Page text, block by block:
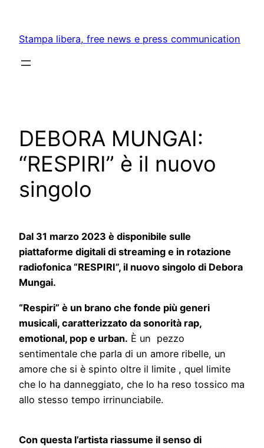
content
Stampa libera, free news e press communication
DEBORA MUNGAI:
“RESPIRI” è il nuovo
singolo
Dal 31 marzo 2023 è disponibile sulle
piattaforme digitali di streaming e in rotazione
radiofonica “RESPIRI”, il nuovo singolo di Debora
Mungai.
“Respiri” è un brano che fonde più generi
musicali, caratterizzato da sonorità rap,
emotional, pop e urban. È un pezzo
sentimentale che parla di un amore ribelle, un
amore che si è spinto oltre il limite , quel limite
che lo ha danneggiato, che lo ha reso tossico ma
allo stesso tempo irrinunciabile.
Con questa l’artista riassume il senso di